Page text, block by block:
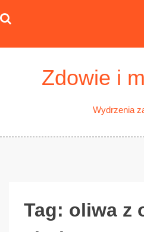
to
Zdowie i
Wydrzenia
Tag: oliwa z